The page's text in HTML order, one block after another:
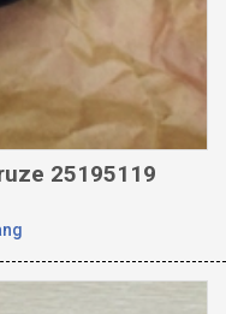
25195119